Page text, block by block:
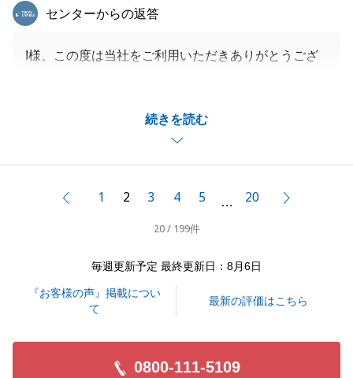
続きを読む
東急リバブル
センターからの返答
I様、この度は当社をご利用いただきありがとうござ
とができて良かったです。
お引越しを終えて落ち着かれましたら、是非ご連絡い
ただけますと幸いです。
今後ともよろしくお願いいたします。
前へ1 2 3 4 5 … 20
20 / 199件
毎週更新予定 最終更新日：8月6日
『お客様の声』掲載につい
て
最新の評価はこちら
0800-111-5109